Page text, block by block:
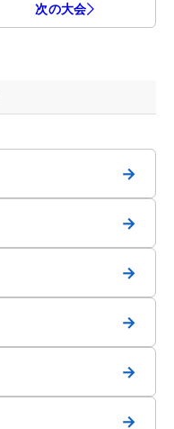
次の大会
→
→
→
→
→
→